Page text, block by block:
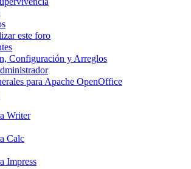
este foro
Configuración y Arreglos
para Apache OpenOffice
Writer
Calc
Impress